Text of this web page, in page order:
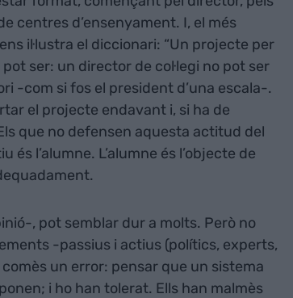
centres d’ensenyament. I, el més
il·lustra el diccionari: “Un projecte per
ser: un director de col·legi no pot ser
-com si fos el president d’una escala-.
el projecte endavant i, si ha de
que no defensen aquesta actitud del
és l’alumne. L’alumne és l’objecte de
, pot semblar dur a molts. Però no
-passius i actius (polítics, experts,
un error: pensar que un sistema
i ho han tolerat. Ells han malmès